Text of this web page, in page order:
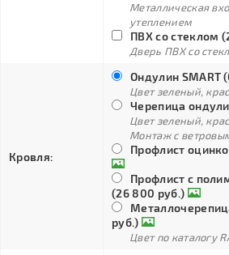
Металлическая
утеплением
ПВХ со стеклом
Дверь ПВХ со
Кровля:
Ондулин SMART
Цвет зеленый,
Черепица
Цвет зеленый,
Монтаж с
Профлист
Профлист с
(26 800 руб.)
руб.)
Цвет по каталогу